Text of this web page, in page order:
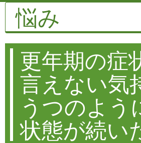
悩み
更年期の症
言えない気
うつのよう
状態が続い